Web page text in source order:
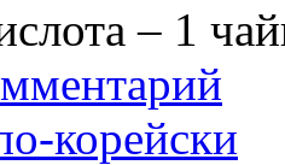
– 1
корейски